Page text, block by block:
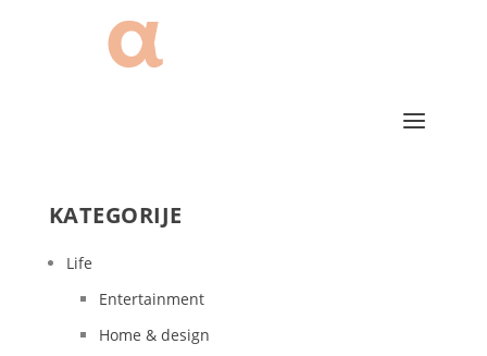
KATEGORIJE
Life
Entertainment
Home & design